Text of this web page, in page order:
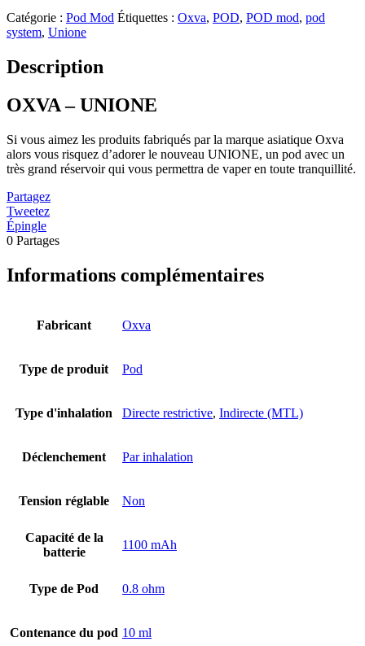
Catégorie : Pod Mod Étiquettes : Oxva, POD, POD mod, pod
system, Unione
Description
OXVA – UNIONE
Si vous aimez les produits fabriqués par la marque asiatique Oxva
alors vous risquez d’adorer le nouveau UNIONE, un pod avec un
très grand réservoir qui vous permettra de vaper en toute tranquillité.
Partagez
Tweetez
Épingle
0 Partages
Informations complémentaires
Fabricant Oxva
Type de produit Pod
Type d'inhalation Directe restrictive, Indirecte (MTL)
Déclenchement Par inhalation
Tension réglable Non
Capacité de la
batterie
1100 mAh
Type de Pod 0.8 ohm
Contenance du pod 10 ml